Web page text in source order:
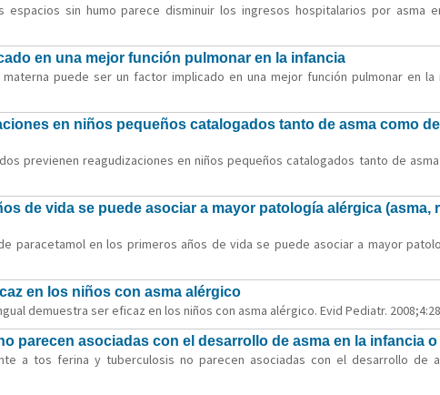
espacios sin humo parece disminuir los ingresos hospitalarios por asma
en una mejor función pulmonar en la infancia
puede ser un factor implicado en una mejor función pulmonar en la
en niños pequeños catalogados tanto de asma como
previenen reagudizaciones en niños pequeños catalogados tanto de
de vida se puede asociar a mayor patología alérgica
paracetamol en los primeros años de vida se puede asociar a mayor
en los niños con asma alérgico
demuestra ser eficaz en los niños con asma alérgico. Evid Pediatr. 2008;4:28
parecen asociadas con el desarrollo de asma en la infancia
a tos ferina y tuberculosis no parecen asociadas con el desarrollo de